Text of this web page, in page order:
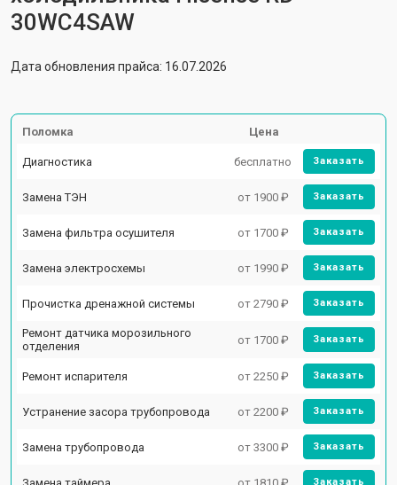
30WC4SAW
Дата обновления прайса: 16.07.2026
Поломка Цена
Диагностика бесплатно Заказать
Замена ТЭН от 1900 ₽ Заказать
Замена фильтра осушителя от 1700 ₽ Заказать
Замена электросхемы от 1990 ₽ Заказать
Прочистка дренажной системы от 2790 ₽ Заказать
Ремонт датчика морозильного
отделения
от 1700 ₽ Заказать
Ремонт испарителя от 2250 ₽ Заказать
Устранение засора трубопровода от 2200 ₽ Заказать
Замена трубопровода от 3300 ₽ Заказать
Замена таймера от 1810 ₽ Заказать